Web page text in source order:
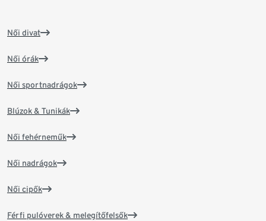
Női divat
Női órák
Női sportnadrágok
Blúzok & Tunikák
Női fehérneműk
Női nadrágok
Női cipők
Férfi pulóverek & melegítőfelsők